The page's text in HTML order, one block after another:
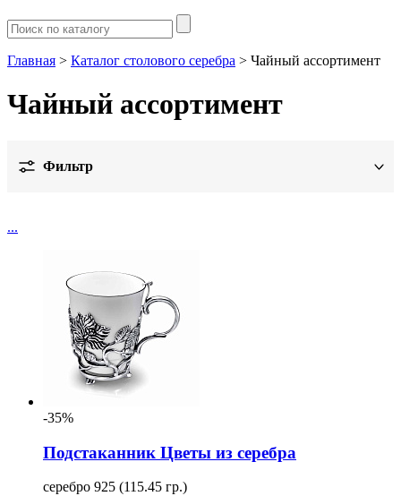
Главная > Каталог столового серебра > Чайный ассортимент
Чайный ассортимент
Фильтр
Показать
Дизайн
Вставка
Обработка
Ещё
...
-35%
Подстаканник Цветы из серебра
серебро 925 (115.45 гр.)